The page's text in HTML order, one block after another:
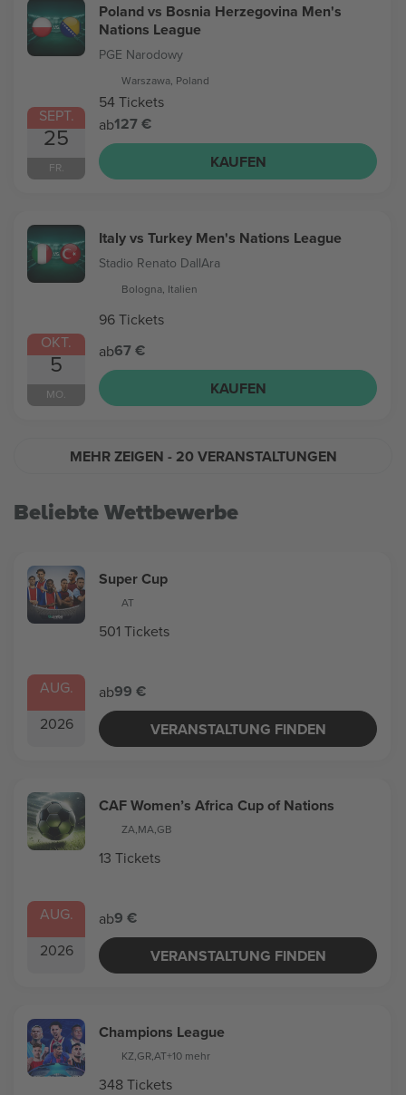
SEPT.
25
FR.
Poland vs Bosnia Herzegovina Men's
Nations League
PGE Narodowy
Warszawa, Poland
54 Tickets
ab127 €
KAUFEN
OKT.
5
MO.
Italy vs Turkey Men's Nations League
Stadio Renato DallAra
Bologna, Italien
96 Tickets
ab67 €
KAUFEN
MEHR ZEIGEN - 20 VERANSTALTUNGEN
Beliebte Wettbewerbe
AUG.
2026
Super Cup
AT
501 Tickets
ab99 €
VERANSTALTUNG FINDEN
AUG.
2026
CAF Women’s Africa Cup of Nations
ZA,MA,GB
13 Tickets
ab9 €
VERANSTALTUNG FINDEN
Champions League
KZ,GR,AT+10 mehr
348 Tickets